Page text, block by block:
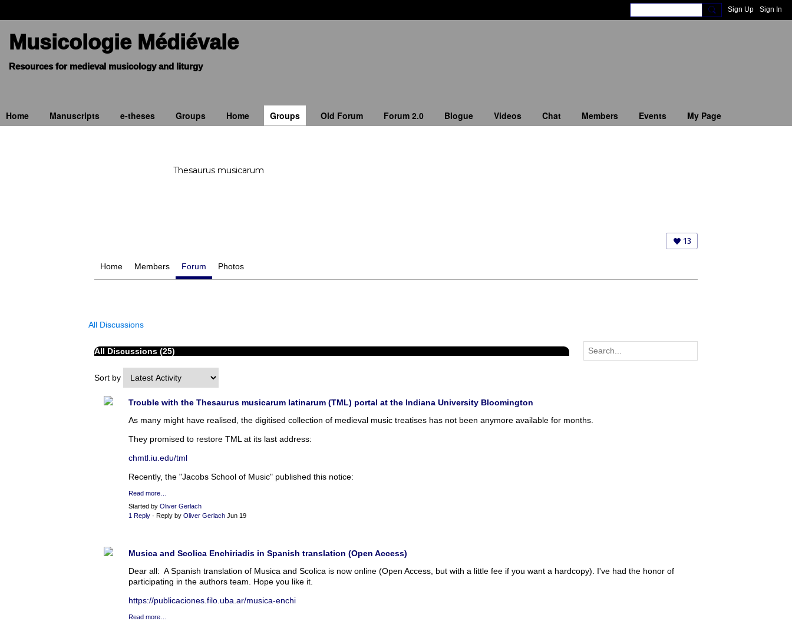
Sign Up Sign In
Musicologie Médiévale
Home Manuscripts e-theses Groups Home Groups Old Forum Forum 2.0 Blogue Videos Chat Members Events My Page
Thesaurus musicarum
13
Home Members Forum Photos
All Discussions
All Discussions (25)
Sort by
Trouble with the Thesaurus musicarum latinarum (TML) portal at the Indiana University Bloomington
As many might have realised, the digitised collection of medieval music treatises has not been anymore available for months.
They promised to restore TML at its last address:
chmtl.iu.edu/tml
Recently, the "Jacobs School of Music" published this notice:
Read more…
Started by Oliver Gerlach
1 Reply · Reply by Oliver Gerlach Jun 19
Musica and Scolica Enchiriadis in Spanish translation (Open Access)
Dear all: A Spanish translation of Musica and Scolica is now online (Open Access, but with a little fee if you want a hardcopy). I've had the honor of
participating in the authors team. Hope you like it.
https://publicaciones.filo.uba.ar/musica-enchi
Read more…